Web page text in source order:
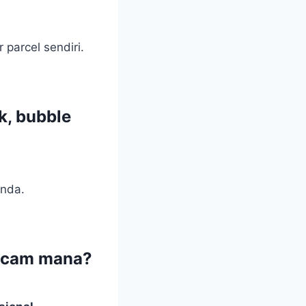
parcel sendiri.
bubble
mana?